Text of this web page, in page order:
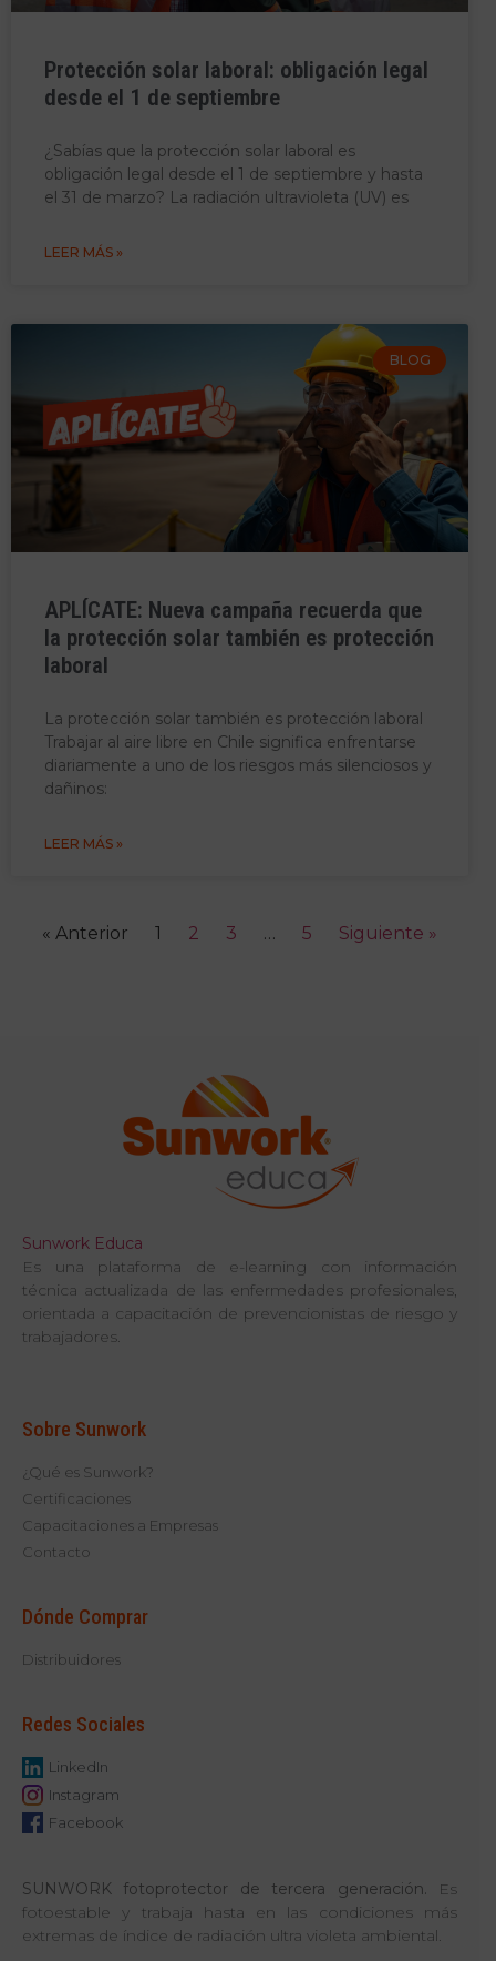
Protección solar laboral: obligación legal
desde el 1 de septiembre
¿Sabías que la protección solar laboral es
obligación legal desde el 1 de septiembre y hasta
el 31 de marzo? La radiación ultravioleta (UV) es
LEER MÁS »
BLOG
APLÍCATE: Nueva campaña recuerda que
la protección solar también es protección
laboral
La protección solar también es protección laboral
Trabajar al aire libre en Chile significa enfrentarse
diariamente a uno de los riesgos más silenciosos y
dañinos:
LEER MÁS »
« Anterior 1 2 3 … 5 Siguiente »
Sunwork Educa
Es una plataforma de e-learning con información
técnica actualizada de las enfermedades profesionales,
orientada a capacitación de prevencionistas de riesgo y
trabajadores.
Sobre Sunwork
¿Qué es Sunwork?
Certificaciones
Capacitaciones a Empresas
Contacto
Dónde Comprar
Distribuidores
Redes Sociales
LinkedIn
Instagram
Facebook
SUNWORK fotoprotector de tercera generación. Es
fotoestable y trabaja hasta en las condiciones más
extremas de índice de radiación ultra violeta ambiental.